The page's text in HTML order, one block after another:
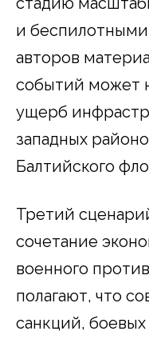
и
авторов
событий может
ущерб
западных
Балтийского
Третий
сочетание
военного
полагают, что
санкций,